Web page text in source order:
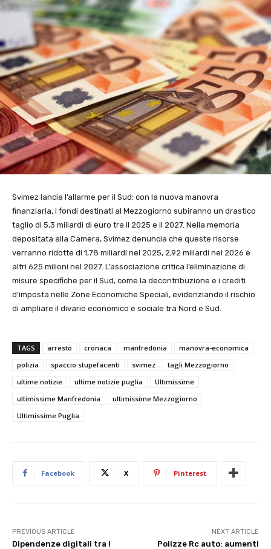
Svimez lancia l’allarme per il Sud: con la nuova manovra
finanziaria, i fondi destinati al Mezzogiorno subiranno un drastico
taglio di 5,3 miliardi di euro tra il 2025 e il 2027. Nella memoria
depositata alla Camera, Svimez denuncia che queste risorse
verranno ridotte di 1,78 miliardi nel 2025, 2,92 miliardi nel 2026 e
altri 625 milioni nel 2027. L’associazione critica l’eliminazione di
misure specifiche per il Sud, come la decontribuzione e i crediti
d’imposta nelle Zone Economiche Speciali, evidenziando il rischio
di ampliare il divario economico e sociale tra Nord e Sud.
TAGS arresto cronaca manfredonia
manovra-economica
polizia
spaccio stupefacenti svimez
tagli Mezzogiorno
ultime notizie
ultime notizie puglia
Ultimissime
ultimissime Manfredonia
ultimissime Mezzogiorno
Ultimissime Puglia
Facebook X Pinterest
PREVIOUS ARTICLE
Dipendenze digitali tra i
NEXT ARTICLE
Polizze Rc auto: aumenti